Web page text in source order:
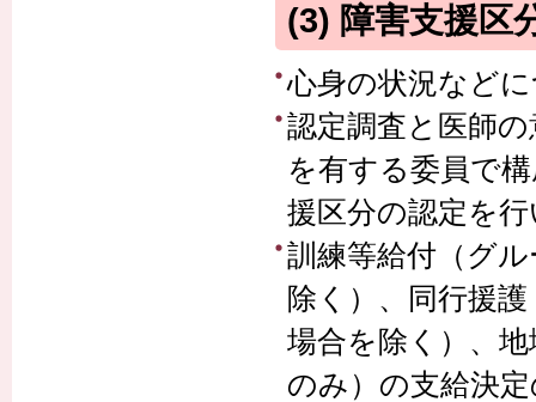
(3) 障害支援区
心身の状況など
認定調査と医師
を有する委員で
援区分の認定を
訓練等給付（グ
除く）、同行援
場合を除く）、
のみ）の支給決